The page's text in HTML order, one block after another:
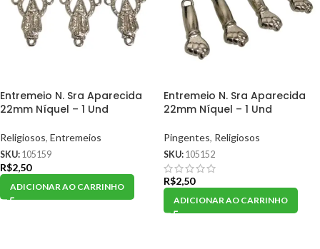
Entremeio N. Sra Aparecida
22mm Níquel – 1 Und
Religiosos, Entremeios
SKU: 105159
R$2,50
ADICIONAR AO CARRINHO
Entremeio N. Sra Aparecida
22mm Níquel – 1 Und
Pingentes, Religiosos
SKU: 105152
R$2,50
ADICIONAR AO CARRINHO